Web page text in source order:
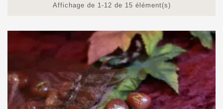
Affichage de 1-12 de 15 élément(s)